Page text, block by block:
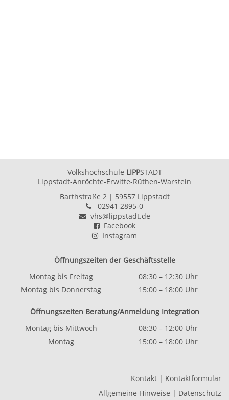
Volkshochschule LIPPSTADT
Lippstadt-Anröchte-Erwitte-Rüthen-Warstein
Barthstraße 2| 59557 Lippstadt
02941 2895-0
vhs@lippstadt.de
Facebook
Instagram
Öffnungszeiten der Geschäftsstelle
Montag bis Freitag
08:30 – 12:30 Uhr
Montag bis Donnerstag
15:00 – 18:00 Uhr
Öffnungszeiten Beratung/Anmeldung Integration
Montag bis Mittwoch
08:30 – 12:00 Uhr
Montag
15:00 – 18:00 Uhr
Kontakt | Kontaktformular
Allgemeine Hinweise | Datenschutz